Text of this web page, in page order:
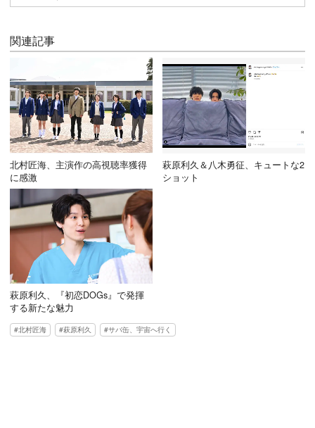
関連記事
北村匠海、主演作の高視聴率獲得
に感激
萩原利久＆八木勇征、キュートな2
ショット
萩原利久、『初恋DOGs』で発揮
する新たな魅力
北村匠海 萩原利久 サバ缶、宇宙へ行く